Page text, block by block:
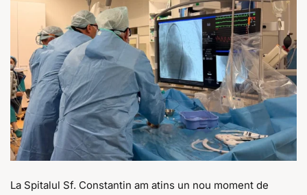
La Spitalul Sf. Constantin am atins un nou moment de